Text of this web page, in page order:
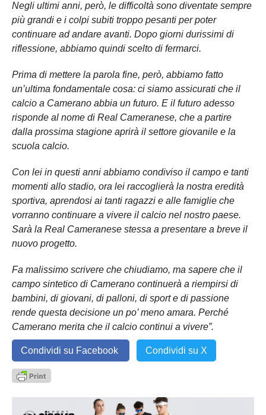
Negli ultimi anni, però, le difficoltà sono diventate sempre
più grandi e i colpi subiti troppo pesanti per poter
continuare ad andare avanti. Dopo giorni durissimi di
riflessione, abbiamo quindi scelto di fermarci.
Prima di mettere la parola fine, però, abbiamo fatto
un’ultima fondamentale cosa: ci siamo assicurati che il
calcio a Camerano abbia un futuro. E il futuro adesso
risponde al nome di Real Cameranese, che a partire
dalla prossima stagione aprirà il settore giovanile e la
scuola calcio.
Con lei in questi anni abbiamo condiviso il campo e tanti
momenti allo stadio, ora lei raccoglierà la nostra eredità
sportiva, aprendosi ai tanti ragazzi e alle famiglie che
vorranno continuare a vivere il calcio nel nostro paese.
Sarà la Real Cameranese stessa a presentare a breve il
nuovo progetto.
Fa malissimo scrivere che chiudiamo, ma sapere che il
campo sintetico di Camerano continuerà a riempirsi di
bambini, di giovani, di palloni, di sport e di passione
rende questa decisione un po’ meno amara. Perché
Camerano merita che il calcio continui a vivere”.
Condividi su Facebook Condividi su X